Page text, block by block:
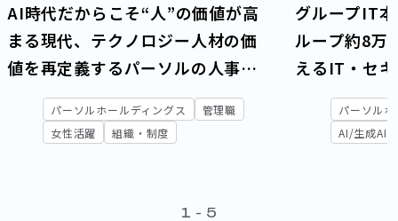
AI時代だからこそ“人”の価値が高
まる現代、テクノロジー人材の価
値を再定義するパーソルの人事制
度とは
パーソルホールディングス
管理職
女性活躍
組織・制度
グループIT
ループ約8万
えるIT・セ
パーソル
AI/生成AI
1 - 5